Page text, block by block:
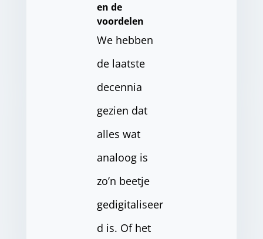
en de
voordelen
We hebben
de laatste
decennia
gezien dat
alles wat
analoog is
zo’n beetje
gedigitaliseer
d is. Of het